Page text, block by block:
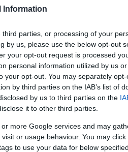
Information
parties, or processing of your
by us, please use the below opt-out
your opt-out request is processed
personal information utilized by us
your opt-out. You may separately
by third parties on the IAB’s list of
by us to third parties on the
it to other third parties.
more Google services and may
or usage behaviour. You may
to use your data for below
ცნობილი როგორც
რუკოლა ხმელთაშუა
და კაშკაშა
კრესს. შეფ-მზარეულებსა
ცხარე ელფერს სძენს.
მას ყველგან